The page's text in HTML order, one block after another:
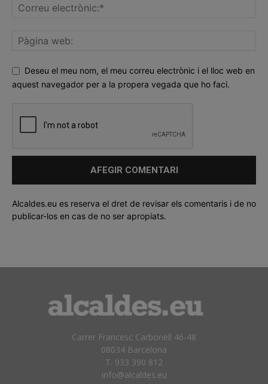
Deseu el meu nom, el meu correu electrònic i el lloc web en
aquest navegador per a la propera vegada que ho faci.
Alcaldes.eu es reserva el dret de revisar els comentaris i de no
publicar-los en cas de no ser apropiats.
Carrer Francesc Carbonell 46-48
08034 Barcelona
T. 933 390 812
info@alcaldes.eu